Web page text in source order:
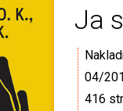
Ja
04/
416